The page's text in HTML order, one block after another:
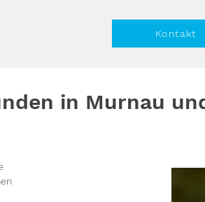
Kontakt
in Murnau